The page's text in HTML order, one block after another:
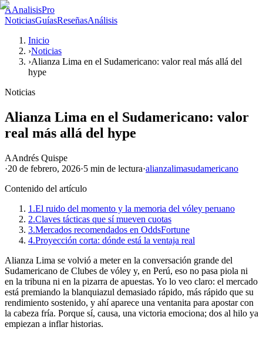
AAnalisisPro
NoticiasGuíasReseñasAnálisis
Inicio
›Noticias
›Alianza Lima en el Sudamericano: valor real más allá del
hype
Noticias
Alianza Lima en el Sudamericano: valor
real más allá del hype
AAndrés Quispe
·20 de febrero, 2026·5 min de lectura·alianzalimasudamericano
Contenido del artículo
1.El ruido del momento y la memoria del vóley peruano
2.Claves tácticas que sí mueven cuotas
3.Mercados recomendados en OddsFortune
4.Proyección corta: dónde está la ventaja real
Alianza Lima se volvió a meter en la conversación grande del
Sudamericano de Clubes de vóley y, en Perú, eso no pasa piola ni
en la tribuna ni en la pizarra de apuestas. Yo lo veo claro: el mercado
está premiando la blanquiazul demasiado rápido, más rápido que su
rendimiento sostenido, y ahí aparece una ventanita para apostar con
la cabeza fría. Porque sí, causa, una victoria emociona; dos al hilo ya
empiezan a inflar historias.